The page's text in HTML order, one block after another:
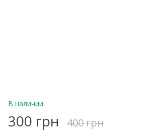
В наличии
300 грн 400 грн